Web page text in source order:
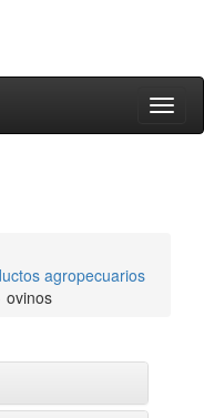
agropecuarios
ovinos